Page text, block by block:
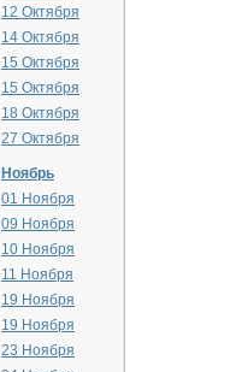
12 Октября
14 Октября
15 Октября
15 Октября
18 Октября
27 Октября
Ноябрь
01 Ноября
09 Ноября
10 Ноября
11 Ноября
19 Ноября
19 Ноября
23 Ноября